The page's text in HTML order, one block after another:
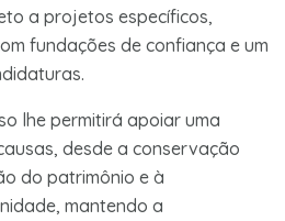
a projetos específicos,
fundações de confiança e um
lhe permitirá apoiar uma
desde a conservação
do patrimônio e à
mantendo a